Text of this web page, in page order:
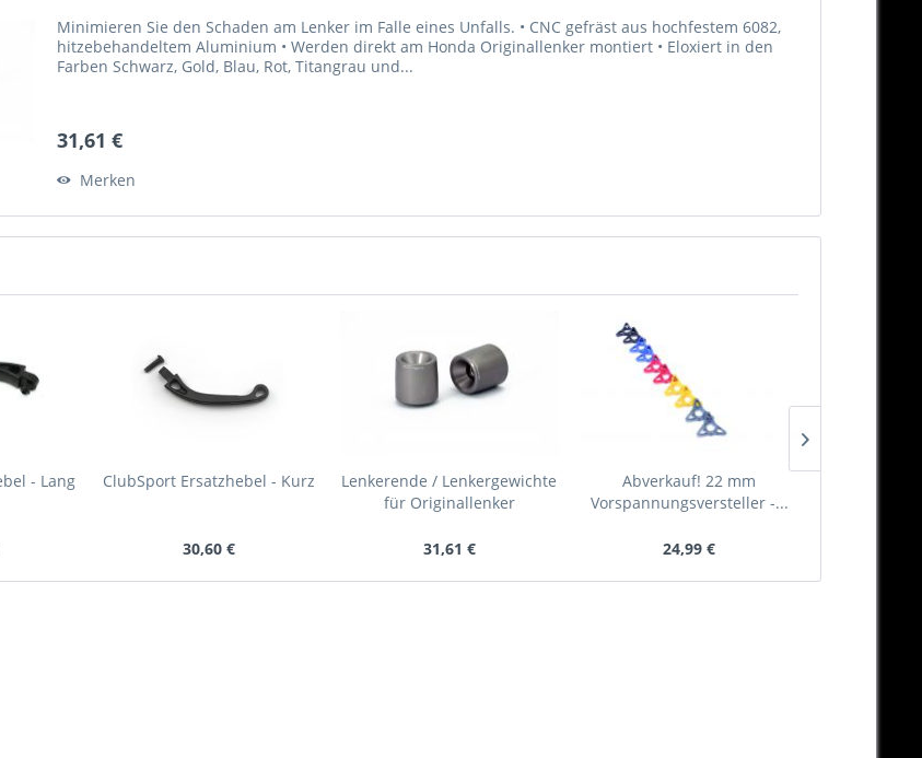
Minimieren Sie den Schaden am Lenker im Falle eines Unfalls. • CNC gefräst aus hochfestem 6082,
hitzebehandeltem Aluminium • Werden direkt am Honda Originallenker montiert • Eloxiert in den
Farben Schwarz, Gold, Blau, Rot, Titangrau und...
31,61 €
Merken
- Lang ClubSport Ersatzhebel - Kurz
30,60 €
Lenkerende / Lenkergewichte
für Originallenker
31,61 €
Abverkauf! 22 mm
Vorspannungsversteller -...
24,99 €